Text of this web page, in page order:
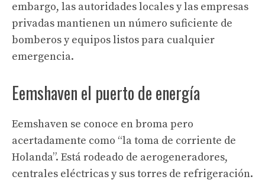
embargo, las autoridades locales y las empresas
privadas mantienen un número suficiente de
bomberos y equipos listos para cualquier
emergencia.
Eemshaven el puerto de energía
Eemshaven se conoce en broma pero
acertadamente como “la toma de corriente de
Holanda”. Está rodeado de aerogeneradores,
centrales eléctricas y sus torres de refrigeración.